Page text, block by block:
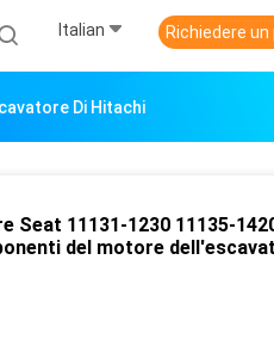
Italian Richiedere
Di Hitachi
Seat 11131-1230 11135-
del motore